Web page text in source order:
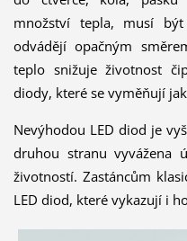
množství tepla, musí
odvádějí opačným
teplo snižuje životnost
diody, které se vyměňují
Nevýhodou LED diod je
druhou stranu vyvážena
životností. Zastáncům
LED diod, které vykazují i